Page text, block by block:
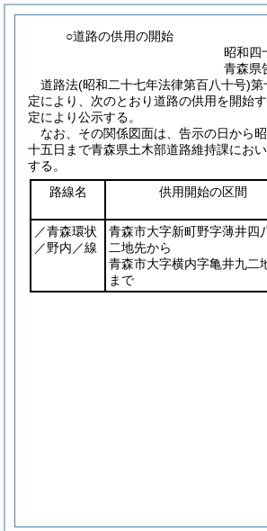
○道路の供用の開始
昭和四
青森県
道路法(昭和二十七年法律第百八十号)第
定により、次のとおり道路の供用を開始
定により公示する。
なお、その関係図面は、告示の日から
十五日まで青森県土木部道路維持課にお
する。
路線名
供用開始の区間
／青森環状
／野内／線
青森市大字新町野字薄井四
二地先から
青森市大字横内字亀井九二
まで